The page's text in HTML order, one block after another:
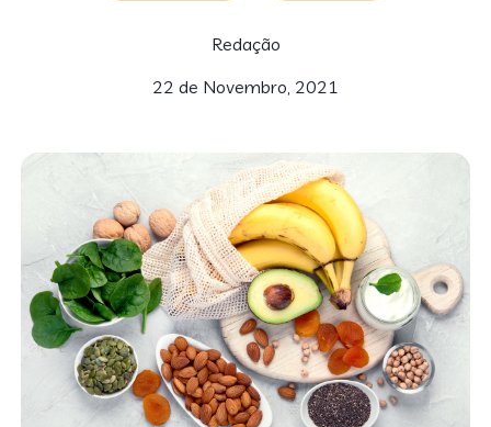
Redação
22 de Novembro, 2021